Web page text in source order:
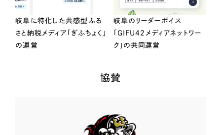
岐阜に特化した共感型ふる
さと納税メディア「ぎふちょく」
の運営
岐阜のリーダーボイス
「GIFU42メディアネットワー
ク」の共同運営
協賛